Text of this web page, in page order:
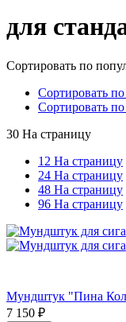
для
Сортировать по
Сортировать
Сортировать
30 На страницу
12 На страницу
24 На страницу
48 На страницу
96 На страницу
Мундштук "Пина
7 150 ₽